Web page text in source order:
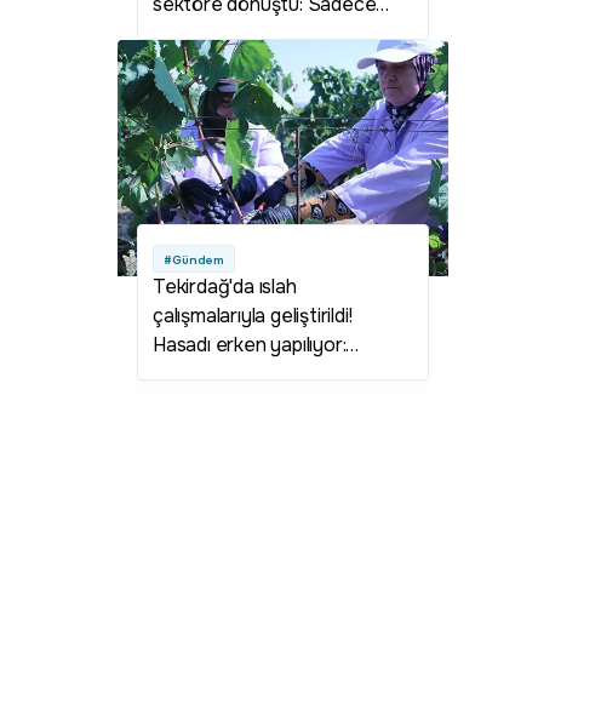
yeni dükkan açıldı
#Gündem
Tekirdağ'da ıslah
çalışmalarıyla geliştirildi!
Hasadı erken yapılıyor: